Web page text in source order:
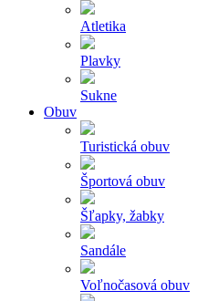
Atletika
Plavky
Sukne
Obuv
Turistická obuv
Športová obuv
Šľapky, žabky
Sandále
Voľnočasová obuv